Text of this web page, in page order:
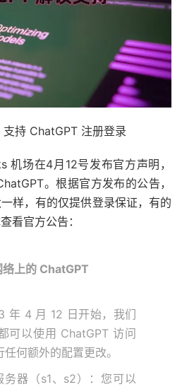
持 ChatGPT 注册登录
场在4月12号发布官方声明，
。根据官方发布的公告，
样，有的仅提供登录保证，有的
看官方公告：
上的 ChatGPT
年 4 月 12 日开始，我们
可以使用 ChatGPT 访问
何额外的配置更改。
器（s1、s2）：您可以